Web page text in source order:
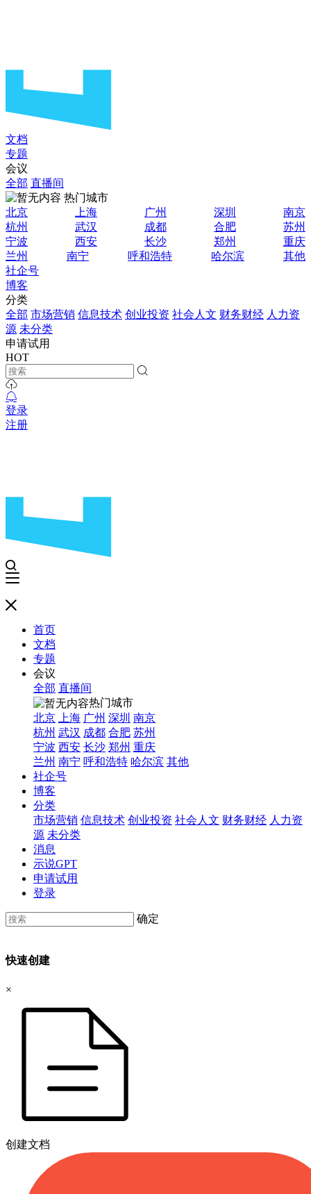
文档
专题
会议
全部 直播间
热门城市
北京
上海 广州 深圳
南京
杭州
武汉 成都 合肥
苏州
宁波
西安 长沙 郑州
重庆
兰州
南宁 呼和浩特 哈尔滨
其他
社企号
博客
分类
全部 市场营销 信息技术 创业投资 社会人文 财务财经 人力资
源 未分类
申请试用
HOT
登录
注册
首页
文档
专题
会议
全部 直播间
热门城市
北京
上海 广州 深圳 南京
杭州 武汉 成都 合肥 苏州
宁波 西安 长沙 郑州 重庆
兰州 南宁 呼和浩特 哈尔滨 其他
社企号
博客
分类
市场营销 信息技术 创业投资 社会人文 财务财经 人力资
源 未分类
消息
示说GPT
申请试用
登录
确定
快速创建
×
创建文档